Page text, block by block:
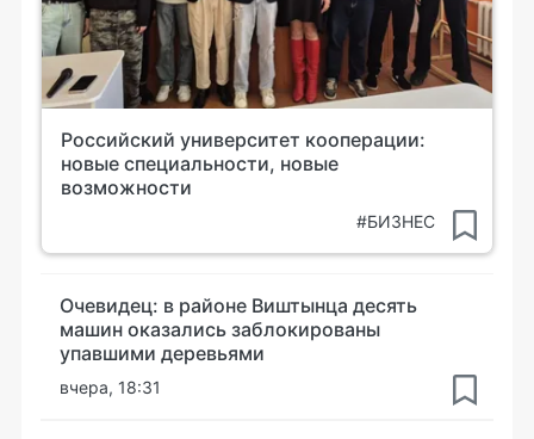
Российский университет кооперации:
новые специальности, новые
возможности
#БИЗНЕС
Очевидец: в районе Виштынца десять
машин оказались заблокированы
упавшими деревьями
вчера, 18:31